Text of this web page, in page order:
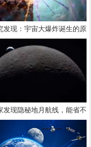
发现：宇宙大爆炸诞生的原
初黑洞可演化成白洞
发现隐秘地月航线，能省不
少燃料